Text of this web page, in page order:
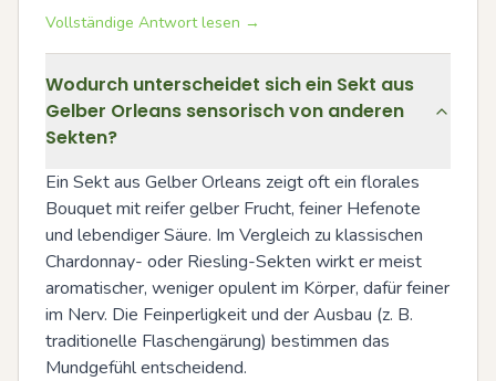
Vollständige Antwort lesen →
Wodurch unterscheidet sich ein Sekt aus
Gelber Orleans sensorisch von anderen
Sekten?
Ein Sekt aus Gelber Orleans zeigt oft ein florales
Bouquet mit reifer gelber Frucht, feiner Hefenote
und lebendiger Säure. Im Vergleich zu klassischen
Chardonnay- oder Riesling-Sekten wirkt er meist
aromatischer, weniger opulent im Körper, dafür feiner
im Nerv. Die Feinperligkeit und der Ausbau (z. B.
traditionelle Flaschengärung) bestimmen das
Mundgefühl entscheidend.